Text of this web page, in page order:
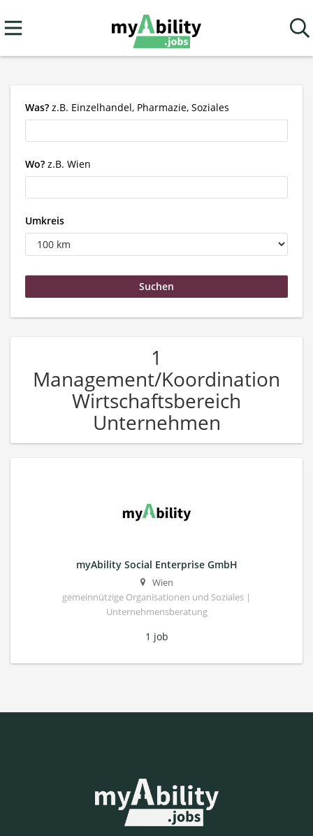
Was? z.B. Einzelhandel, Pharmazie, Soziales
Wo? z.B. Wien
Umkreis
1
Management/Koordination
Wirtschaftsbereich
Unternehmen
myAbility Social Enterprise GmbH
Wien
gemeinnützige Organisationen und Soziales |
Unternehmensberatung
1 job